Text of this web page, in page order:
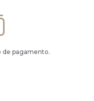
de pagamento.